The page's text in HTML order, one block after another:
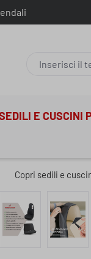
E CUSCINI
Copri sedili e